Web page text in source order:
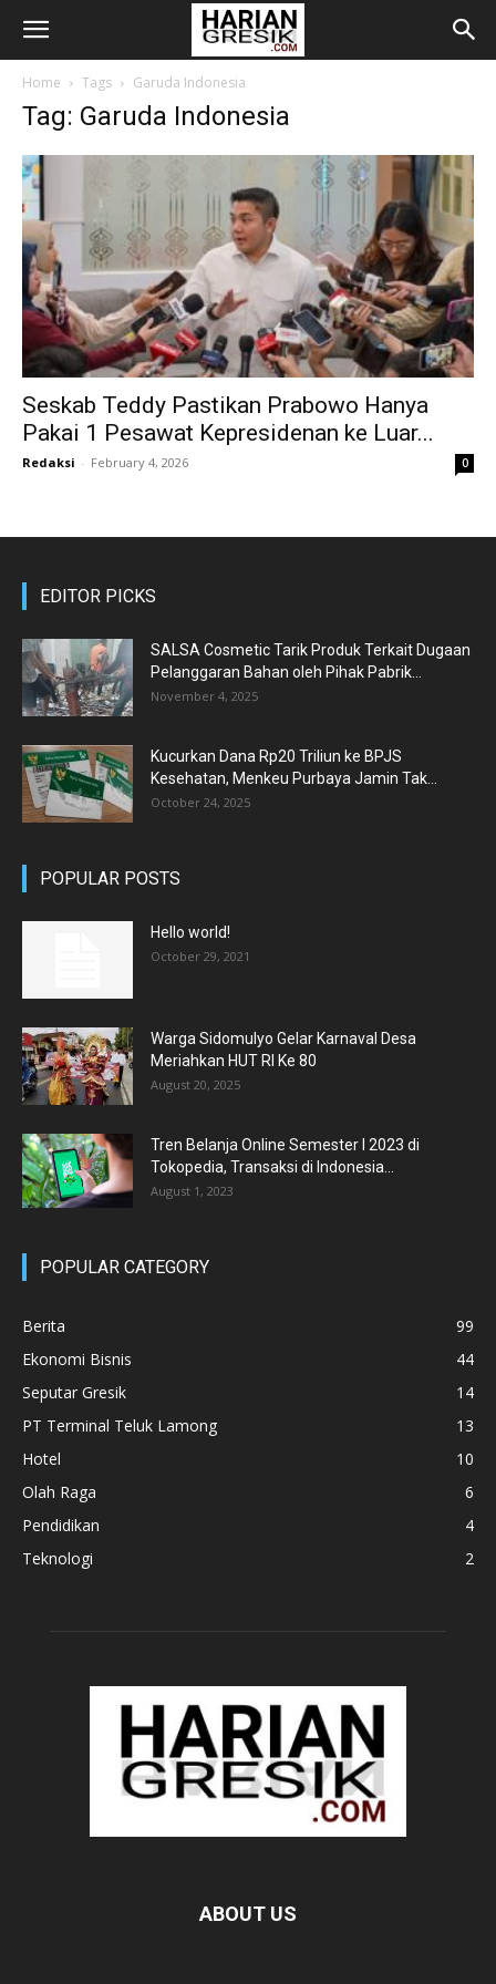
Home Tags Garuda Indonesia
Tag: Garuda Indonesia
Seskab Teddy Pastikan Prabowo Hanya
Pakai 1 Pesawat Kepresidenan ke Luar...
Redaksi - February 4, 2026 0
EDITOR PICKS
SALSA Cosmetic Tarik Produk Terkait Dugaan
Pelanggaran Bahan oleh Pihak Pabrik...
November 4, 2025
Kucurkan Dana Rp20 Triliun ke BPJS
Kesehatan, Menkeu Purbaya Jamin Tak...
October 24, 2025
POPULAR POSTS
Hello world!
October 29, 2021
Warga Sidomulyo Gelar Karnaval Desa
Meriahkan HUT RI Ke 80
August 20, 2025
Tren Belanja Online Semester I 2023 di
Tokopedia, Transaksi di Indonesia...
August 1, 2023
POPULAR CATEGORY
Berita
99
Ekonomi Bisnis
44
Seputar Gresik
14
PT Terminal Teluk Lamong
13
Hotel
10
Olah Raga
6
Pendidikan
4
Teknologi
2
ABOUT US